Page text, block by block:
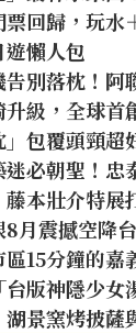
票回歸，玩水
遊懶人包
告別落枕！阿
升級，全球
」包覆頭頸超
迷必朝聖！忠
藤本壯介特展
8月震撼空降
區15分鐘的嘉
台版神隱少女
湖景窯烤披薩